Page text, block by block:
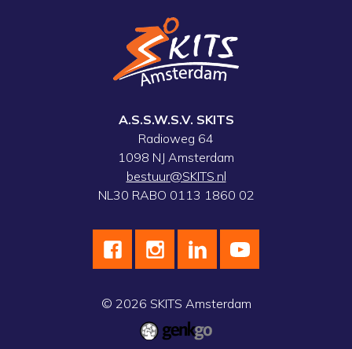
A.S.S.W.S.V. SKITS
Radioweg 64
1098 NJ Amsterdam
bestuur@SKITS.nl
NL30 RABO 0113 1860 02
© 2026 SKITS Amsterdam